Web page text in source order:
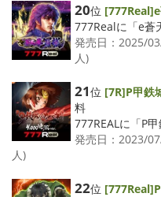
20位
777Realに「e蒼
発売日：2025/
人)
21位 [7R]P甲鉄
料
777REALに「P
発売日：2023/
人)
22位